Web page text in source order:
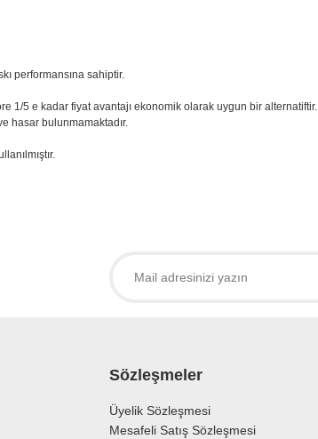
performansına sahiptir.
1/5 e kadar fiyat avantajı ekonomik olarak uygun bir alternatiftir.
hasar bulunmamaktadır.
Sözleşmeler
Üyelik Sözleşmesi
Mesafeli Satış Sözleşmesi